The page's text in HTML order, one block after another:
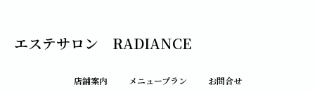
エステサロン RADIANCE
店舗案内 メニュープラン お問合せ